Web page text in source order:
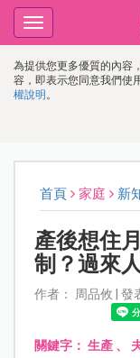
為提供您更多優質的內容
容，即表示您同意我們使
權說明 。
Toggle
navigation
首頁 家庭 新
產後想住
制？過來
作者： 周品攸 |
關鍵字： 生產、